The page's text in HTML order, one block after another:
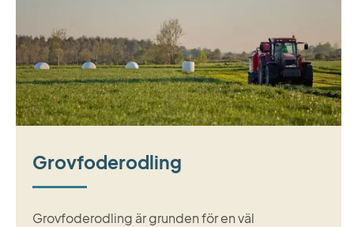
Grovfoderodling
Grovfoderodling är grunden för en väl